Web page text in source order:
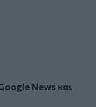
Newsκαι